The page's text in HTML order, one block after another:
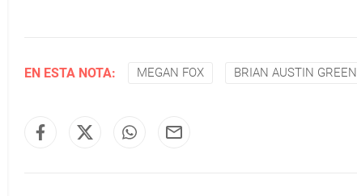
EN ESTA NOTA: MEGAN FOX BRIAN AUSTIN GREEN